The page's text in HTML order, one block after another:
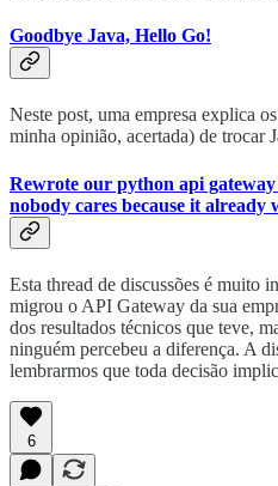
Goodbye Java, Hello Go!
Neste post, uma empresa explica
minha opinião, acertada) de trocar
Rewrote our python api
nobody cares because it already
Esta thread de discussões é muito
migrou o API Gateway da sua
dos resultados técnicos que teve,
ninguém percebeu a diferença. A
lembrarmos que toda decisão
6